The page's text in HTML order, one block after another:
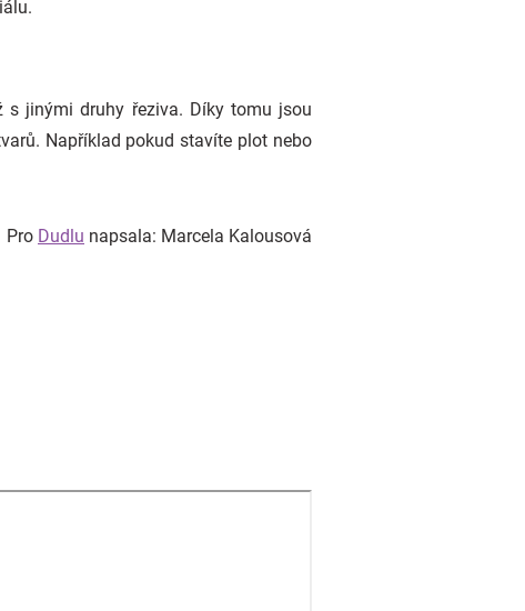
s jinými druhy řeziva. Díky tomu jsou
Například pokud stavíte plot nebo
Pro Dudlu napsala: Marcela Kalousová